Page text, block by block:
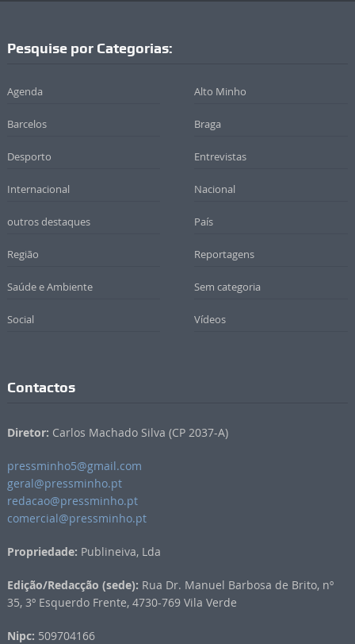
Pesquise por Categorias:
Agenda Alto Minho
Barcelos Braga
Desporto Entrevistas
Internacional Nacional
outros destaques País
Região Reportagens
Saúde e Ambiente Sem categoria
Social Vídeos
Contactos
Diretor: Carlos Machado Silva (CP 2037-A)
pressminho5@gmail.com
geral@pressminho.pt
redacao@pressminho.pt
comercial@pressminho.pt
Propriedade: Publineiva, Lda
Edição/Redacção (sede): Rua Dr. Manuel Barbosa de Brito, nº
35, 3º Esquerdo Frente, 4730-769 Vila Verde
Nipc: 509704166